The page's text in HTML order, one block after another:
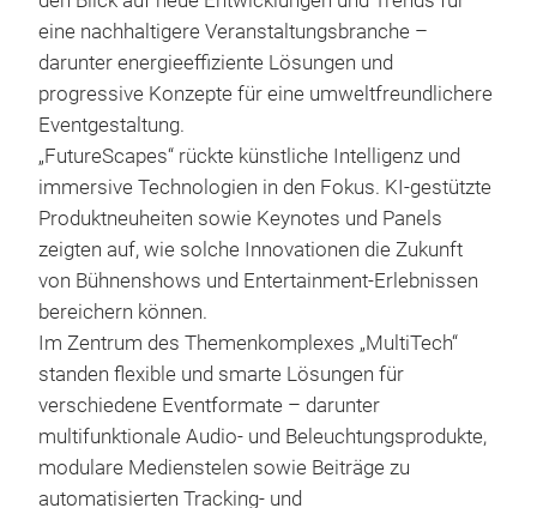
eine nachhaltigere Veranstaltungsbranche –
darunter energieeffiziente Lösungen und
progressive Konzepte für eine umweltfreundlichere
Eventgestaltung.
„FutureScapes“ rückte künstliche Intelligenz und
immersive Technologien in den Fokus. KI-gestützte
Produktneuheiten sowie Keynotes und Panels
zeigten auf, wie solche Innovationen die Zukunft
von Bühnenshows und Entertainment-Erlebnissen
bereichern können.
Im Zentrum des Themenkomplexes „MultiTech“
standen flexible und smarte Lösungen für
verschiedene Eventformate – darunter
multifunktionale Audio- und Beleuchtungsprodukte,
modulare Medienstelen sowie Beiträge zu
automatisierten Tracking- und